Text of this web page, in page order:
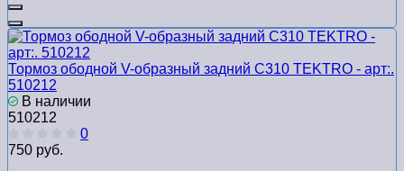
Тормоз ободной V-образный задний C310 TEKTRO - арт:.
510212
В наличии
510212
0
750 руб.